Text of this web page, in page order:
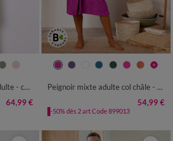
46/48
Peignoir de bain mixte adulte - coton nid d'abeille 230 g/m²
64,99 €
34/36 38/40 42/44
46/48
Peignoir mixte adulte col châle - éponge bouclette 380 g/m²
54,99 €
-50% dès 2 art Code 899013